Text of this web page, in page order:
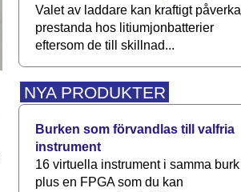
Valet av laddare kan kraftigt påverka
prestanda hos litiumjonbatterier
eftersom de till skillnad...
NYA PRODUKTER
Burken som förvandlas till valfria
instrument
16 virtuella instrument i samma burk
plus en FPGA som du kan